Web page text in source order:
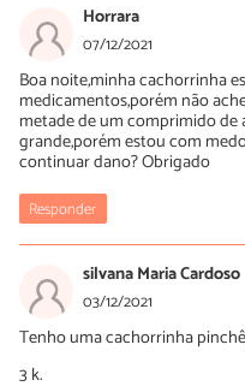
Horrara
07/12/2021
Boa noite,minha cachorrinha
medicamentos,porém não
metade de um comprimido
grande,porém estou com
continuar dano? Obrigado
Responder
silvana Maria Cardoso
03/12/2021
Tenho uma cachorrinha
3 k.